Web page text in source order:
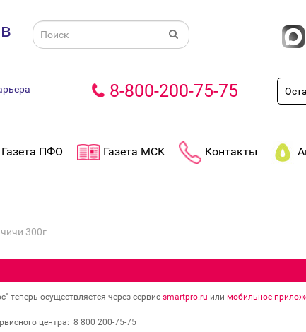
8-800-200-75-75
Газета ПФО Газета МСК Контакты
300г
осуществляется через сервис smartpro.ru или мобильное
центра: 8 800 200‐75‐75